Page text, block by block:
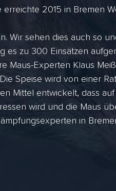
2015 in Bremen
Wir sehen dies auch so
es zu 300 Einsätzen
Maus-Experten Klaus
Speise wird von einer
Mittel entwickelt, dass
wird und die Maus
in